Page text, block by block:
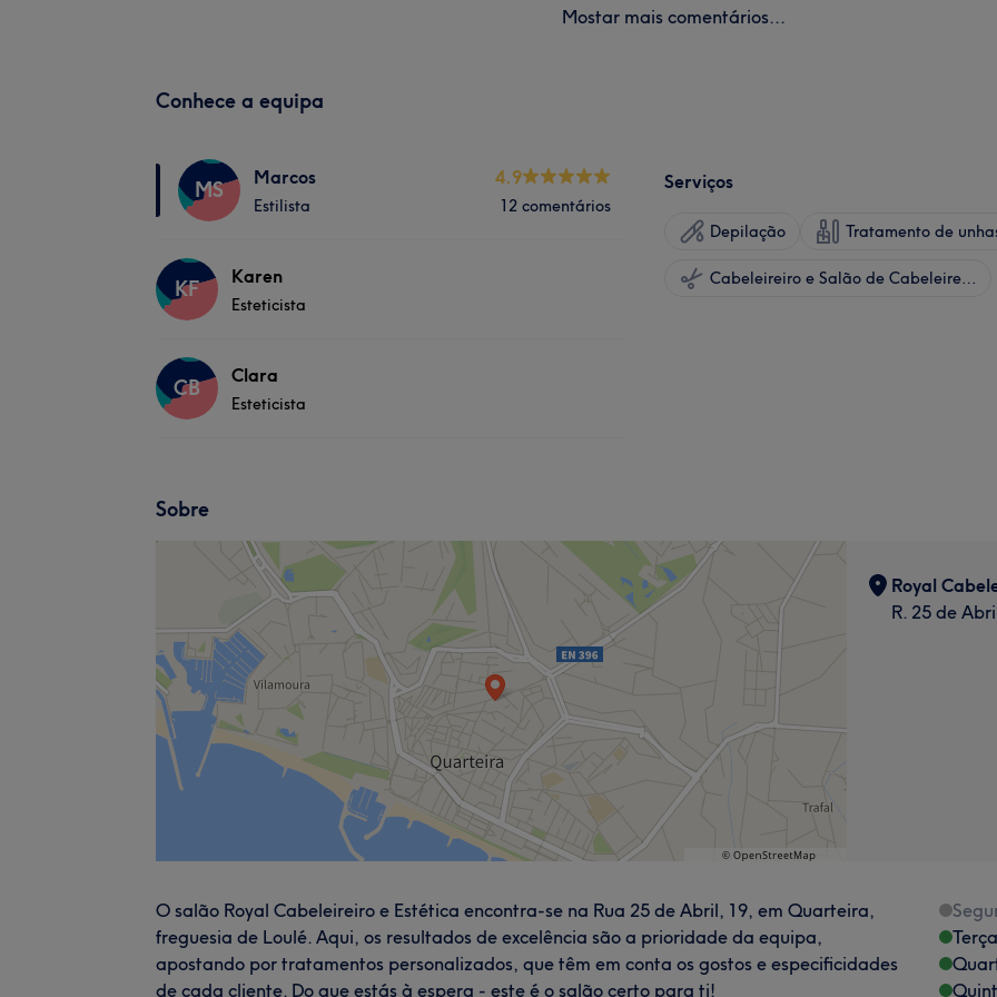
Mostar mais comentários...
Conhece a equipa
MS Marcos
Estilista
4.9
12 comentários
KF Karen
Esteticista
CB Clara
Esteticista
Serviços
Depilação Tratamento de
Cabeleireiro e Salão de Cabeleireiro
Sobre
Royal
R. 25 de
O salão Royal Cabeleireiro e Estética encontra-se na Rua 25 de Abril, 19, em Quarteira,
freguesia de Loulé. Aqui, os resultados de excelência são a prioridade da equipa,
apostando por tratamentos personalizados, que têm em conta os gostos e especificidades
de cada cliente. Do que estás à espera - este é o salão certo para ti!